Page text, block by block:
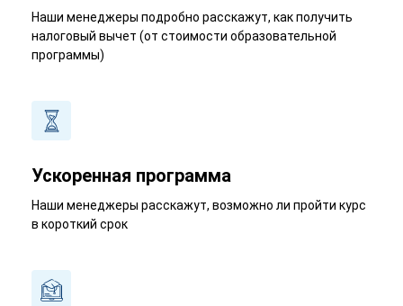
Наши менеджеры подробно расскажут, как получить
налоговый вычет (от стоимости образовательной
программы)
Ускоренная программа
Наши менеджеры расскажут, возможно ли пройти курс
в короткий срок